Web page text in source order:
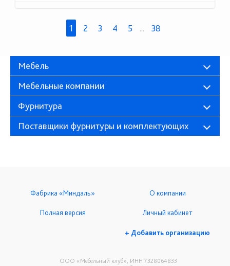
1 2 3 4 5 ... 38
Мебель
Мебельные компании
Фурнитура
Поставщики фурнитуры и комплектующих
ООО «Мебельный клуб», ИНН 7328064833
Фабрика «Миндаль» О компании
Полная версия Личный кабинет
+ Добавить организацию